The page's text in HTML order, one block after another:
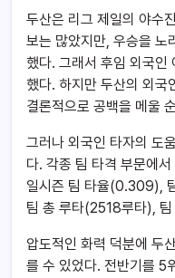
두산은 리그 제일의 야수
보는 많았지만, 우승을 노
했다. 그래서 후임 외국인
했다. 하지만 두산의 외국
결론적으로 공백을 메울
그러나 외국인 타자의 도
다. 각종 팀 타격 부문에
일시즌 팀 타율(0.309),
팀 총 루타(2518루타),
압도적인 화력 덕분에 두
를 수 있었다. 전반기를 5